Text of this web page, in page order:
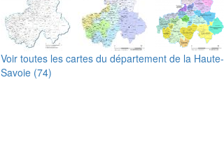
Voir toutes les cartes du département de la Haute-
Savoie (74)